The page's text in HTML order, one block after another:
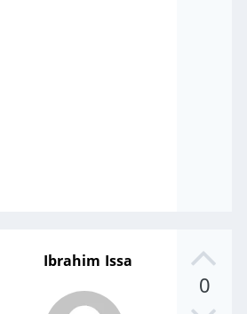
0
Ibrahim Issa